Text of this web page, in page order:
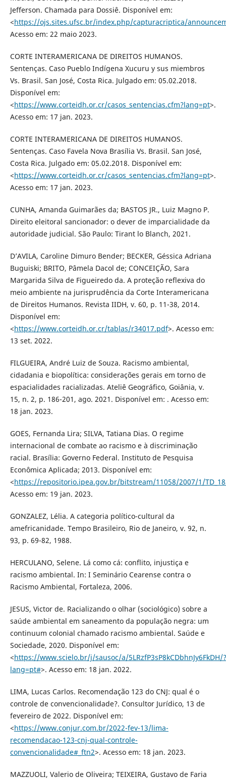
Jefferson. Chamada para Dossiê. Disponível em:
<https://ojs.sites.ufsc.br/index.php/capturacriptica/
Acesso em: 22 maio 2023.
CORTE INTERAMERICANA DE DIREITOS HUMANOS.
Sentenças. Caso Pueblo Indígena Xucuru y sus miembros
Vs. Brasil. San José, Costa Rica. Julgado em: 05.02.2018.
Disponível em:
<https://www.corteidh.or.cr/casos_sentencias.cfm?lang=pt>.
Acesso em: 17 jan. 2023.
CORTE INTERAMERICANA DE DIREITOS HUMANOS.
Sentenças. Caso Favela Nova Brasília Vs. Brasil. San José,
Costa Rica. Julgado em: 05.02.2018. Disponível em:
<https://www.corteidh.or.cr/casos_sentencias.cfm?lang=pt>.
Acesso em: 17 jan. 2023.
CUNHA, Amanda Guimarães da; BASTOS JR., Luiz Magno P.
Direito eleitoral sancionador: o dever de imparcialidade da
autoridade judicial. São Paulo: Tirant lo Blanch, 2021.
D’AVILA, Caroline Dimuro Bender; BECKER, Géssica Adriana
Buguiski; BRITO, Pâmela Dacol de; CONCEIÇÃO, Sara
Margarida Silva de Figueiredo da. A proteção reflexiva do
meio ambiente na jurisprudência da Corte Interamericana
de Direitos Humanos. Revista IIDH, v. 60, p. 11-38, 2014.
Disponível em:
<https://www.corteidh.or.cr/tablas/r34017.pdf>. Acesso em:
13 set. 2022.
FILGUEIRA, André Luiz de Souza. Racismo ambiental,
cidadania e biopolítica: considerações gerais em torno de
espacialidades racializadas. Ateliê Geográfico, Goiânia, v.
15, n. 2, p. 186-201, ago. 2021. Disponível em: . Acesso em:
18 jan. 2023.
GOES, Fernanda Lira; SILVA, Tatiana Dias. O regime
internacional de combate ao racismo e à discriminação
racial. Brasília: Governo Federal. Instituto de Pesquisa
Econômica Aplicada; 2013. Disponível em:
<https://repositorio.ipea.gov.br/bitstream/11058/2007/1/
Acesso em: 19 jan. 2023.
GONZALEZ, Lélia. A categoria político-cultural da
amefricanidade. Tempo Brasileiro, Rio de Janeiro, v. 92, n.
93, p. 69-82, 1988.
HERCULANO, Selene. Lá como cá: conflito, injustiça e
racismo ambiental. In: I Seminário Cearense contra o
Racismo Ambiental, Fortaleza, 2006.
JESUS, Victor de. Racializando o olhar (sociológico) sobre a
saúde ambiental em saneamento da população negra: um
continuum colonial chamado racismo ambiental. Saúde e
Sociedade, 2020. Disponível em:
<https://www.scielo.br/j/sausoc/a/5LRzfP3sP8kCDbhnJy6FkDH/?
lang=pt#>. Acesso em: 18 jan. 2022.
LIMA, Lucas Carlos. Recomendação 123 do CNJ: qual é o
controle de convencionalidade?. Consultor Jurídico, 13 de
fevereiro de 2022. Disponível em:
<https://www.conjur.com.br/2022-fev-13/lima-
recomendacao-123-cnj-qual-controle-
convencionalidade#_ftn2>. Acesso em: 18 jan. 2023.
MAZZUOLI, Valerio de Oliveira; TEIXEIRA, Gustavo de Faria